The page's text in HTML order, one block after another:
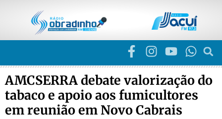
AMCSERRA debate valorização do
tabaco e apoio aos fumicultores
em reunião em Novo Cabrais